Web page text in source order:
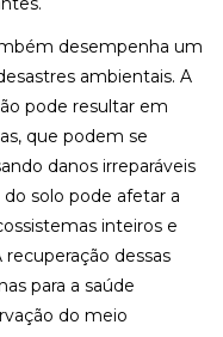
desempenha um
ambientais. A
pode resultar em
que podem se
danos irreparáveis
solo pode afetar a
inteiros e
dessas
para a saúde
do meio